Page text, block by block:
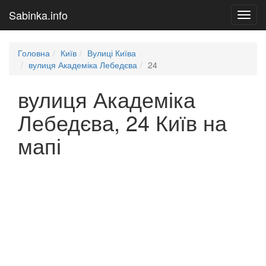
Sabinka.info
Головна Київ
Вулиці Київа
вулиця Академіка Лебедєва
24
вулиця Академіка
Лебедєва, 24 Київ на
мапі